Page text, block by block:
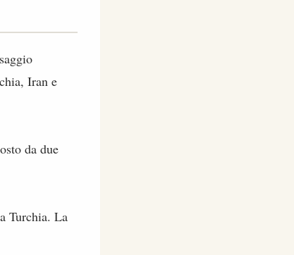
Iran e
da due
Turchia. La